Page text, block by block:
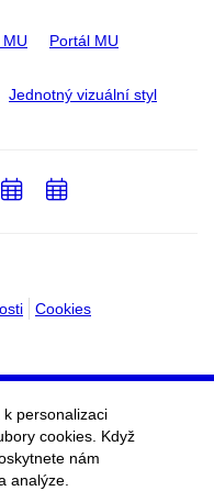
MU Portál MU
Jednotný vizuální styl
Cookies
PřidatPřidat
personalizaci
cookies. Když
nám
analýze.